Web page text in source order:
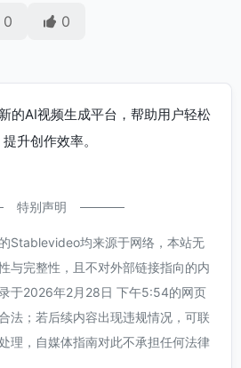
0 0
的AI视频生成平台，帮助用户轻松
升创作效率。
特别声明
Stablevideo均来源于网络，本站无
与完整性，且不对外部链接指向的内
于2026年2月28日 下午5:54的网页
法；若后续内容出现违规情况，可联
理，自媒体指南对此不承担任何法律